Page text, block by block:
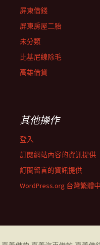
屏東借錢
屏東房屋二胎
未分類
比基尼線除毛
高雄借貸
其他操作
登入
訂閱網站內容的資訊提供
訂閱留言的資訊提供
WordPress.org 台灣繁體